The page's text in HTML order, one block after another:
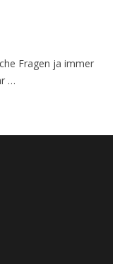
Fragen ja immer
…